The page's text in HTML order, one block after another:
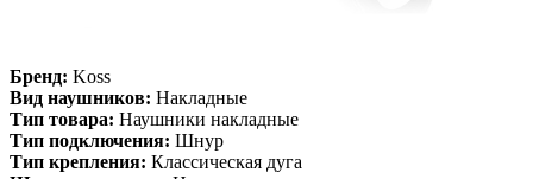
Бренд: Koss
Вид наушников: Накладные
Тип товара: Наушники накладные
Тип подключения: Шнур
Тип крепления: Классическая дуга